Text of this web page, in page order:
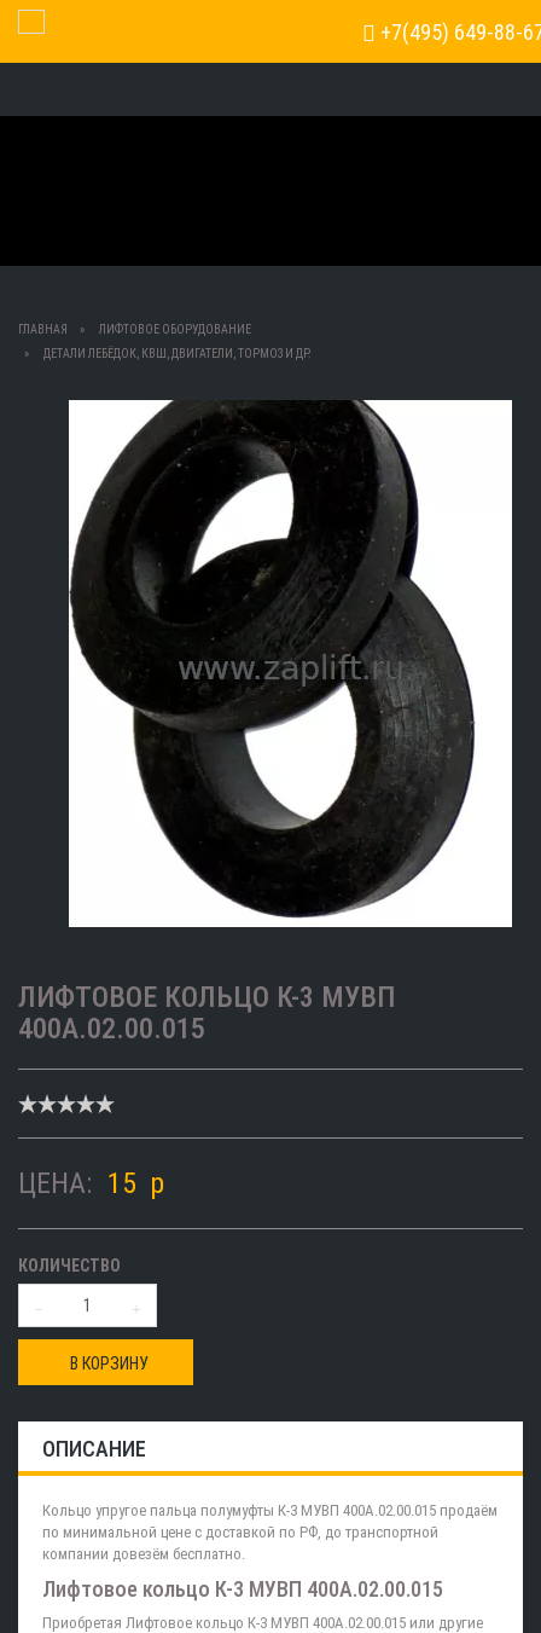
+7(495) 649-88-
Toggle Navigation
ГЛАВНАЯ
ЛИФТОВОЕ ОБОРУДОВАНИЕ
ДЕТАЛИ ЛЕБЁДОК, КВШ, ДВИГАТЕЛИ, ТОРМОЗ И ДР.
ЛИФТОВОЕ КОЛЬЦО К-3 МУВП
400А.02.00.015
ЦЕНА: 15 p
КОЛИЧЕСТВО
В КОРЗИНУ
ОПИСАНИЕ
Кольцо упругое пальца полумуфты К-3 МУВП 400А.02.00.015 продаём
по минимальной цене с доставкой по РФ, до транспортной
компании довезём бесплатно.
Лифтовое кольцо К-3 МУВП 400А.02.00.015
Приобретая Лифтовое кольцо К-3 МУВП 400А.02.00.015 или другие